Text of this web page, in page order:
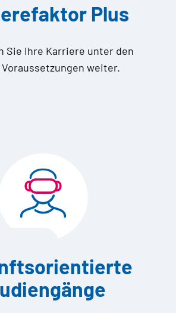
Plus
Sie Ihre Karriere unter den
weiter.